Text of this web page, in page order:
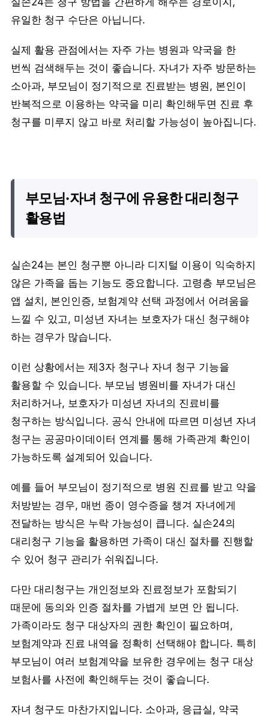
유일한 청구 수단은 아닙니다.
실제 활용 관점에서는 자주 가는 병원과 약국을 한
번씩 검색해두는 것이 좋습니다. 자녀가 자주 방문하는
소아과, 부모님이 정기적으로 진료받는 병원, 본인이
반복적으로 이용하는 약국을 미리 확인해두면 진료 후
청구를 미루지 않고 바로 처리할 가능성이 높아집니다.
부모님·자녀 청구에 유용한 대리청구
활용법
실손24는 본인 청구뿐 아니라 디지털 이용이 익숙하지
않은 가족을 돕는 기능도 중요합니다. 고령층 부모님은
앱 설치, 본인인증, 보험계약 선택 과정에서 어려움을
느낄 수 있고, 미성년 자녀는 보호자가 대신 청구해야
하는 경우가 많습니다.
이런 상황에서는 제3자 청구나 자녀 청구 기능을
활용할 수 있습니다. 부모님 병원비를 자녀가 대신
처리하거나, 보호자가 미성년 자녀의 진료비를
청구하는 방식입니다. 공식 안내에 따르면 미성년 자녀
청구는 공공마이데이터 연계를 통해 가족관계 확인이
가능하도록 설계되어 있습니다.
예를 들어 부모님이 정기적으로 병원 진료를 받고 약을
처방받는 경우, 매번 종이 영수증을 챙겨 자녀에게
전달하는 방식은 누락 가능성이 큽니다. 실손24의
대리청구 기능을 활용하면 가족이 대신 절차를 진행할
수 있어 청구 관리가 쉬워집니다.
다만 대리청구는 개인정보와 진료정보가 포함되기
때문에 동의와 인증 절차를 가볍게 보면 안 됩니다.
가족이라도 청구 대상자의 권한 확인이 필요하며,
보험계약과 진료 내역을 정확히 선택해야 합니다. 특히
부모님이 여러 보험계약을 보유한 경우에는 청구 대상
보험사를 사전에 확인해두는 것이 좋습니다.
자녀 청구도 마찬가지입니다. 소아과, 응급실, 약국